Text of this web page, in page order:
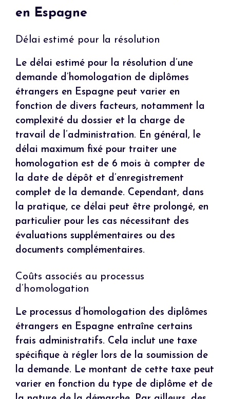
en Espagne
Délai estimé pour la résolution
Le délai estimé pour la résolution d’une
demande d’homologation de diplômes
étrangers en Espagne peut varier en
fonction de divers facteurs, notamment la
complexité du dossier et la charge de
travail de l’administration. En général, le
délai maximum fixé pour traiter une
homologation est de 6 mois à compter de
la date de dépôt et d’enregistrement
complet de la demande. Cependant, dans
la pratique, ce délai peut être prolongé, en
particulier pour les cas nécessitant des
évaluations supplémentaires ou des
documents complémentaires.
Coûts associés au processus
d’homologation
Le processus d’homologation des diplômes
étrangers en Espagne entraîne certains
frais administratifs. Cela inclut une taxe
spécifique à régler lors de la soumission de
la demande. Le montant de cette taxe peut
varier en fonction du type de diplôme et de